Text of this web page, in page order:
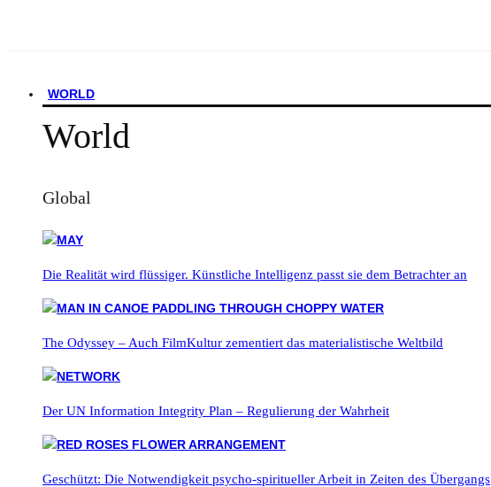
WORLD
World
Global
Die Realität wird flüssiger. Künstliche Intelligenz passt sie dem Betrachter an
The Odyssey – Auch FilmKultur zementiert das materialistische Weltbild
Der UN Information Integrity Plan – Regulierung der Wahrheit
Geschützt: Die Notwendigkeit psycho-spiritueller Arbeit in Zeiten des Übergangs